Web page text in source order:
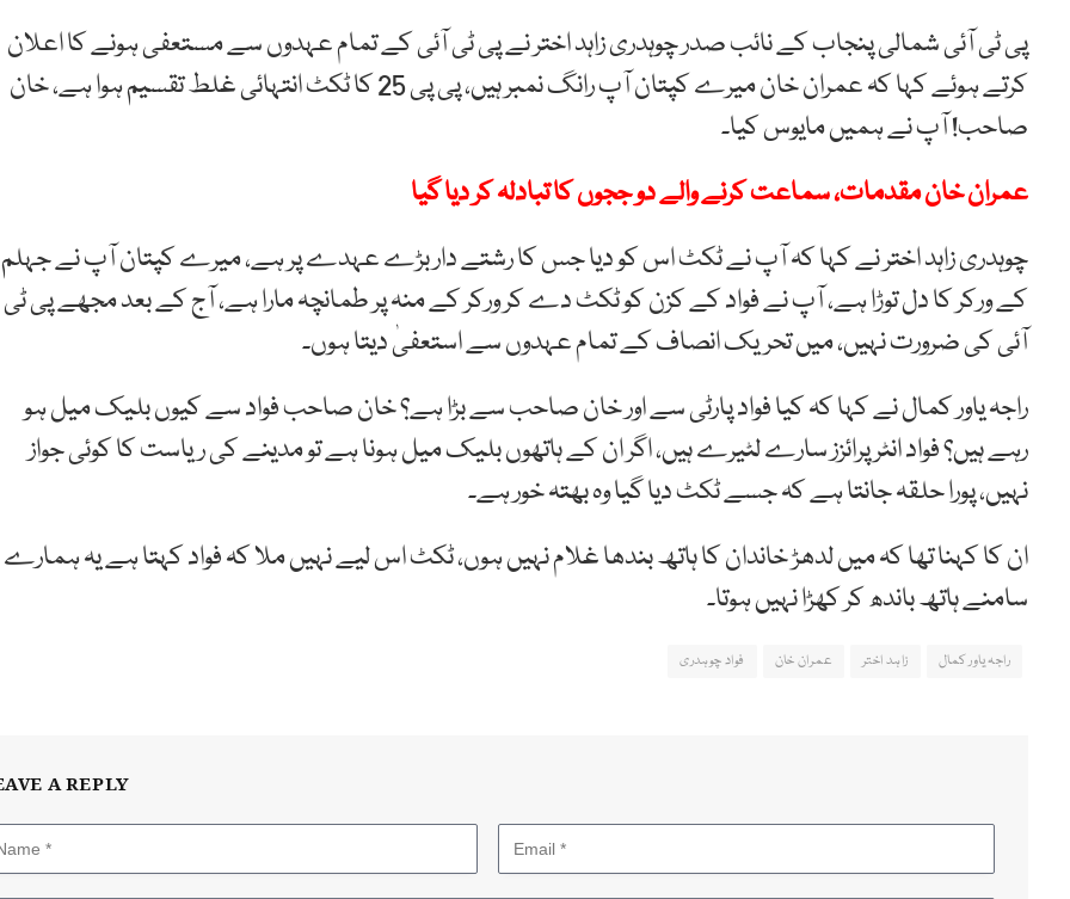
پی ٹی آئی شمالی پنجاب کے نائب صدر چوہدری زاہد اختر نے پی ٹی آئی کے تمام عہدوں سے مستعفی ہونے کا اعلان
کرتے ہوئے کہا کہ عمران خان میرے کپتان آپ رانگ نمبر ہیں، پی پی 25 کا ٹکٹ انتہائی غلط تقسیم ہوا ہے، خان
صاحب! آپ نے ہمیں مایوس کیا۔
عمران خان مقدمات، سماعت کرنے والے دو ججوں کا تبادلہ کر دیا گیا
چوہدری زاہد اختر نے کہا کہ آپ نے ٹکٹ اس کو دیا جس کا رشتے دار بڑے عہدے پر ہے، میرے کپتان آپ نے جہلم
کے ورکر کا دل توڑا ہے، آپ نے فواد کے کزن کو ٹکٹ دے کر ورکر کے منہ پر طمانچہ مارا ہے، آج کے بعد مجھے پی ٹی
آئی کی ضرورت نہیں، میں تحریک انصاف کے تمام عہدوں سے استعفیٰ دیتا ہوں۔
راجہ یاور کمال نے کہا کہ کیا فواد پارٹی سے اور خان صاحب سے بڑا ہے؟ خان صاحب فواد سے کیوں بلیک میل ہو
رہے ہیں؟ فواد انٹرپرائزز سارے لٹیرے ہیں، اگر ان کے ہاتھوں بلیک میل ہونا ہے تو مدینے کی ریاست کا کوئی جواز
نہیں، پورا حلقہ جانتا ہے کہ جسے ٹکٹ دیا گیا وہ بھتہ خور ہے۔
ان کا کہنا تھا کہ میں لدھڑ خاندان کا ہاتھ بندھا غلام نہیں ہوں، ٹکٹ اس لیے نہیں ملا کہ فواد کہتا ہے یہ ہمارے
سامنے ہاتھ باندھ کر کھڑا نہیں ہوتا۔
راجہ یاور کمال زاہد اختر عمران خان فواد چوہدری
A REPLY